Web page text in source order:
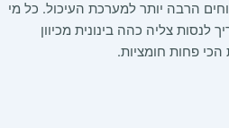
הרבה יותר למערכת העיכול. כל מי
לנסות צליה כהה בינונית מכיוון
הכי פחות חומציות.